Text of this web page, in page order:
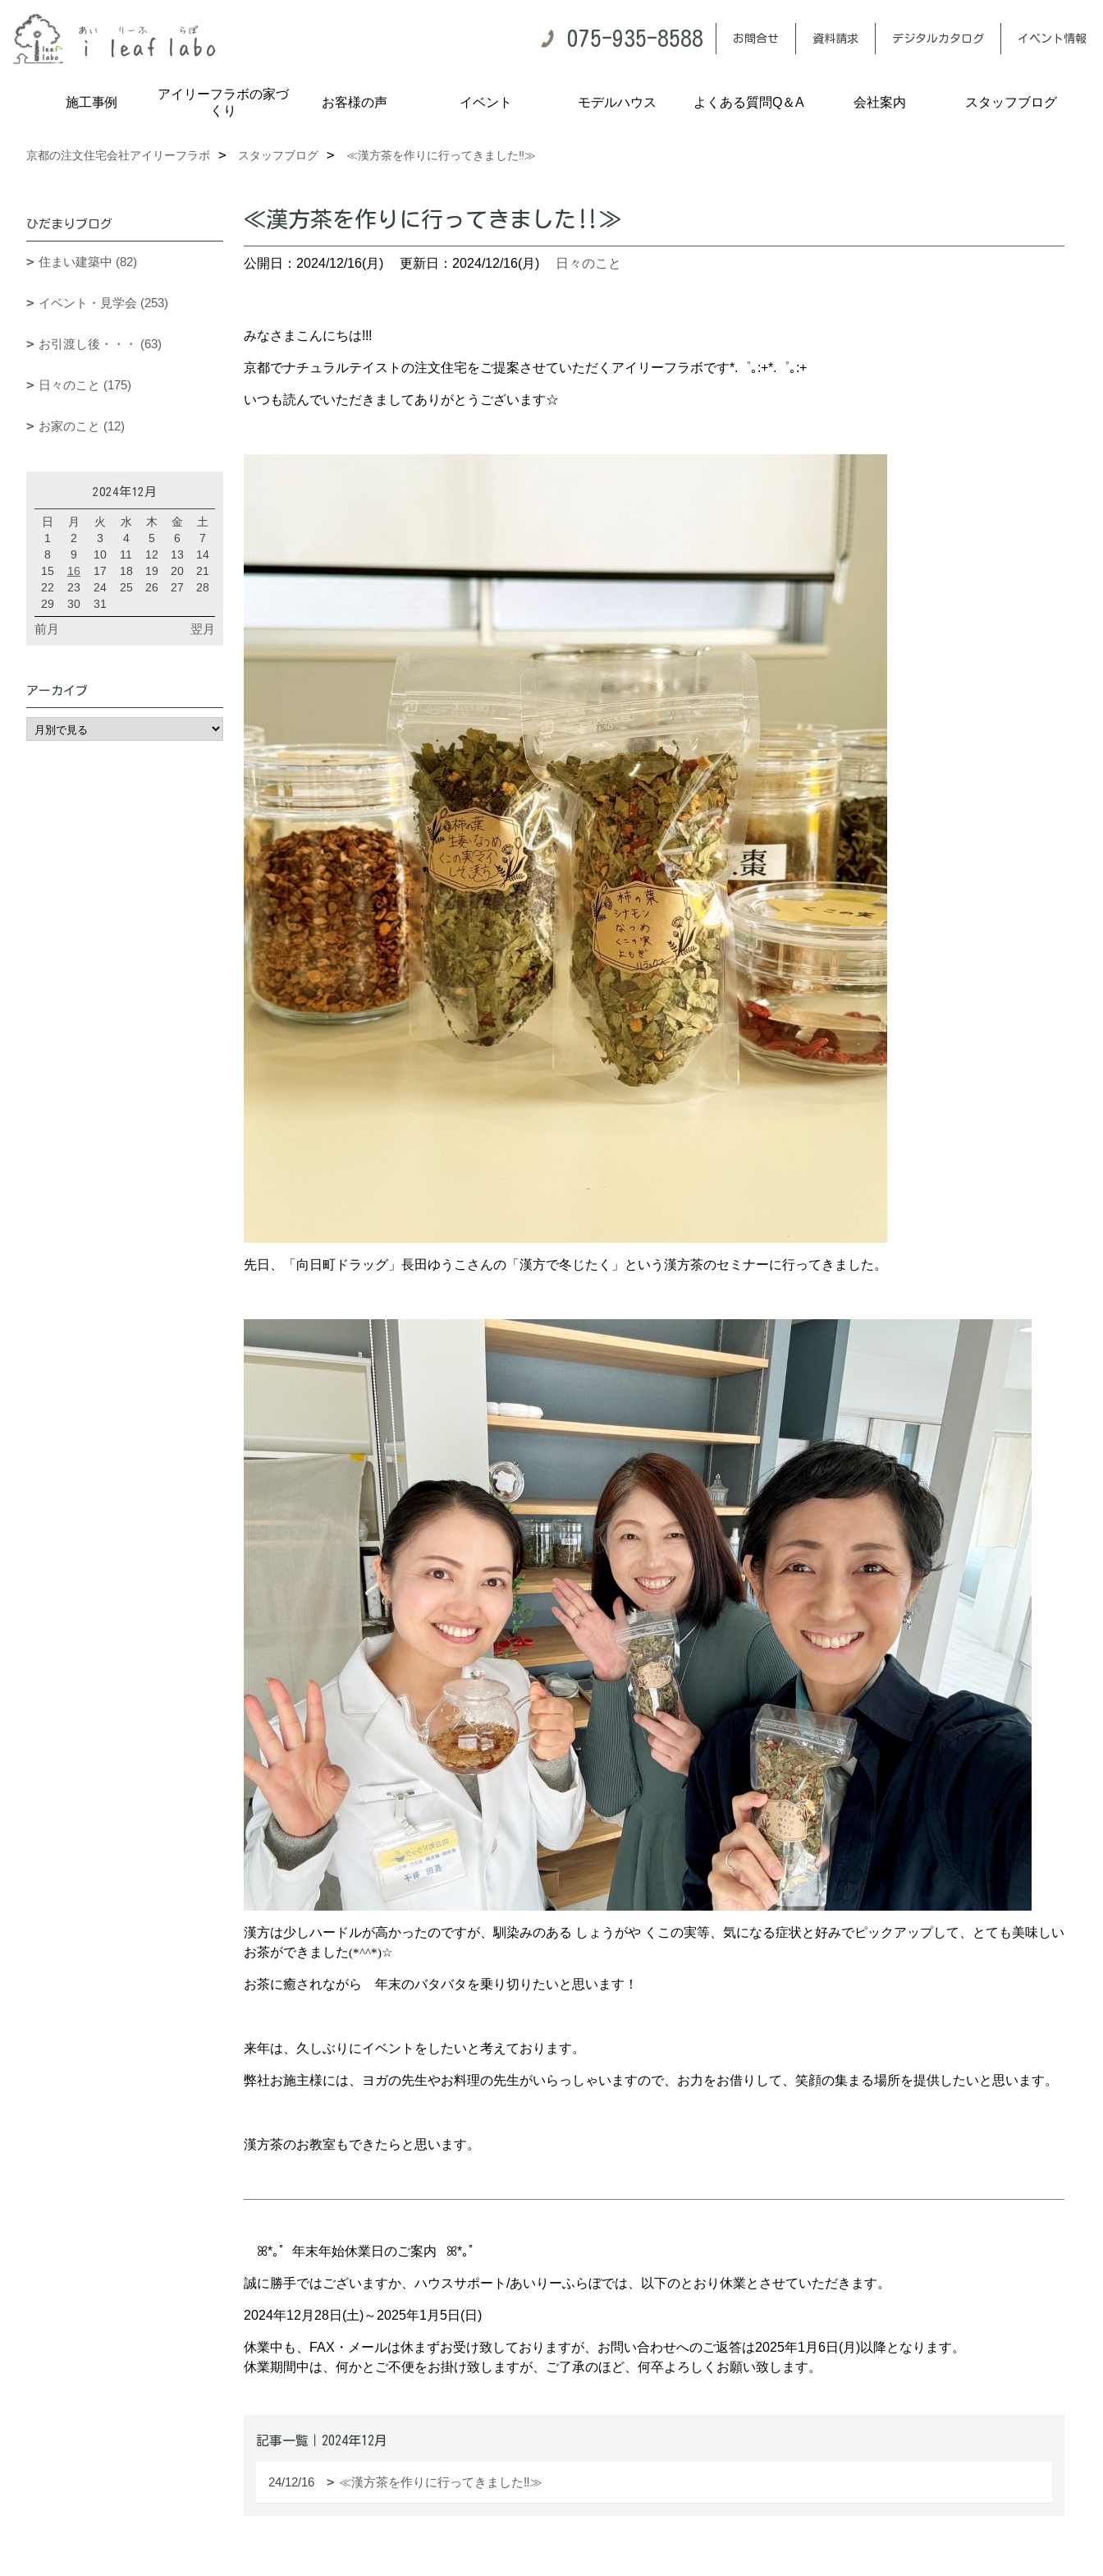
075-935-8588 お問合せ 資料請求 デジタルカタログ イベント情報
施工事例
アイリーフラボの家づ
くり
お客様の声 イベント モデルハウス よくある質問Q＆A 会社案内 スタッフブログ
京都の注文住宅会社アイリーフラボ スタッフブログ ≪漢方茶を作りに行ってきました‼≫
≪漢方茶を作りに行ってきました‼≫
公開日：2024/12/16(月) 更新日：2024/12/16(月) 日々のこと
みなさまこんにちは!!!
京都でナチュラルテイストの注文住宅をご提案させていただくアイリーフラボです*.゜｡:+*.゜｡:+
いつも読んでいただきましてありがとうございます☆
先日、「向日町ドラッグ」長田ゆうこさんの「漢方で冬じたく」という漢方茶のセミナーに行ってきました。
漢方は少しハードルが高かったのですが、馴染みのある しょうがや くこの実等、気になる症状と好みでピックアップして、とても美味しい
お茶ができました(*^^*)☆
お茶に癒されながら 年末のバタバタを乗り切りたいと思います！
来年は、久しぶりにイベントをしたいと考えております。
弊社お施主様には、ヨガの先生やお料理の先生がいらっしゃいますので、 お力をお借りして、笑顔の集まる場所を提供したいと思います。
漢方茶のお教室もできたらと思います。
ꕤ*｡ﾟ 年末年始休業日のご案内 ꕤ*｡ﾟ
誠に勝手ではございますか、ハウスサポート/あいりーふらぼでは、以下のとおり休業とさせていただきます。
2024年12月28日(土)～2025年1月5日(日)
休業中も、FAX・メールは休まずお受け致しておりますが、お問い合わせへのご返答は2025年1月6日(月)以降となります。
休業期間中は、何かとご不便をお掛け致しますが、ご了承のほど、何卒よろしくお願い致します。
記事一覧｜2024年12月
24/12/16 ≪漢方茶を作りに行ってきました‼≫
ひだまりブログ
住まい建築中 (82)
イベント・見学会 (253)
お引渡し後・・・ (63)
日々のこと (175)
お家のこと (12)
2024年12月
日 月 火 水 木 金
土
1
2 3 4 5 6
7
8
9 10 11 12 13
14
15
16 17 18 19 20
21
22
23 24 25 26 27
28
29
30 31
前月 翌月
アーカイブ